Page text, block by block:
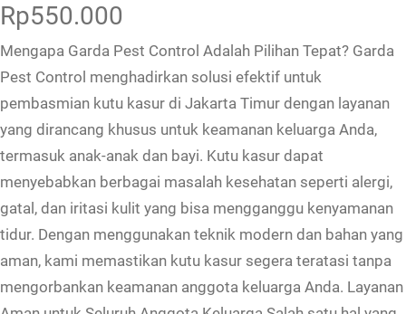
Rp550.000
Mengapa Garda Pest Control Adalah Pilihan Tepat? Garda
Pest Control menghadirkan solusi efektif untuk
pembasmian kutu kasur di Jakarta Timur dengan layanan
yang dirancang khusus untuk keamanan keluarga Anda,
termasuk anak-anak dan bayi. Kutu kasur dapat
menyebabkan berbagai masalah kesehatan seperti alergi,
gatal, dan iritasi kulit yang bisa mengganggu kenyamanan
tidur. Dengan menggunakan teknik modern dan bahan yang
aman, kami memastikan kutu kasur segera teratasi tanpa
mengorbankan keamanan anggota keluarga Anda. Layanan